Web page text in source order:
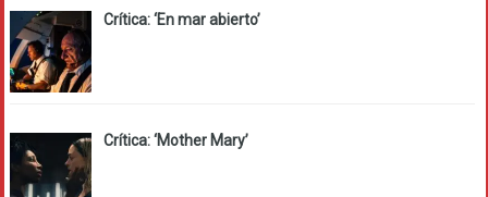
Crítica: ‘En mar abierto’
Crítica: ‘Mother Mary’